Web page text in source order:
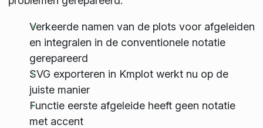
Verkeerde namen van de plots voor afgeleiden
en integralen in de conventionele notatie
gerepareerd
SVG exporteren in Kmplot werkt nu op de
juiste manier
Functie eerste afgeleide heeft geen notatie
met accent